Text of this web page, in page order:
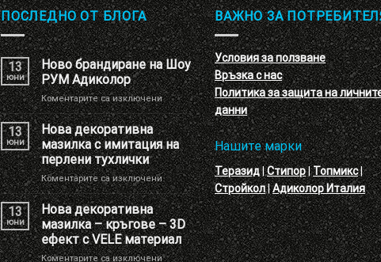
ПОСЛЕДНО ОТ БЛОГА
13
юни
Ново брандиране на Шоу
РУМ Адиколор
Коментарите са изключениза
Ново
брандиране
на
Шоу
РУМ
Адиколор
13
юни
Нова декоративна
мазилка с имитация на
перлени тухлички
Коментарите са изключениза
Нова
декоративна
мазилка
с
имитация
на
13
юни
Нова декоративна
мазилка – кръгове – 3D
ефект с VELE материал
Коментарите са изключениза
ВАЖНО ЗА
Условия за ползване
Връзка с нас
Политика за защита на
данни
Нашите марки
Теразид|Стипор|Топмикс|
Стройкол|Адиколор Италия